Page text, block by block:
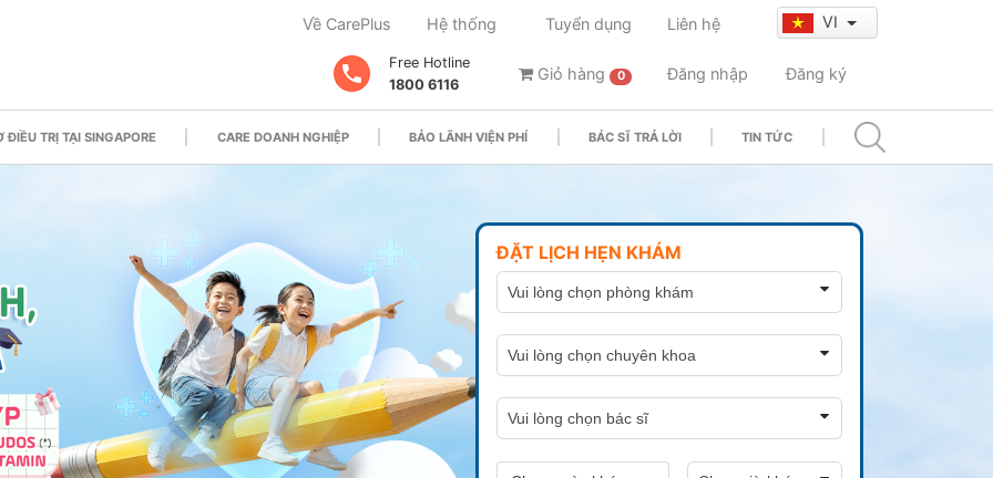
Về CarePlus Hệ thống Tuyển dụng Liên hệ VI
Free Hotline
1800 6116
Giỏ hàng 0 Đăng nhập Đăng ký
ĐIỀU TRỊ TẠI SINGAPORE CARE DOANH NGHIỆP BẢO LÃNH VIỆN PHÍ BÁC SĨ TRẢ LỜI TIN TỨC
ĐẶT LỊCH HẸN KHÁM